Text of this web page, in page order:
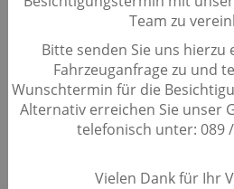
Team zu
Bitte senden Sie uns
Fahrzeuganfrage zu und
Wunschtermin für die
Alternativ erreichen Sie unser
telefonisch unter: 089 /
Vielen Dank für Ihr